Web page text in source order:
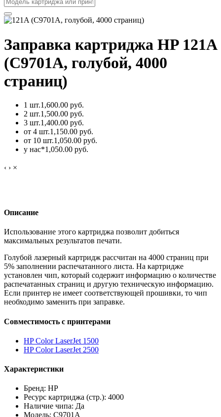
Заправка картриджа HP 121A
(C9701A, голубой, 4000
страниц)
1 шт.1,600.00 руб.
2 шт.1,500.00 руб.
3 шт.1,400.00 руб.
от 4 шт.1,150.00 руб.
от 10 шт.1,050.00 руб.
у нас*1,050.00 руб.
‹ › ×
Описание
Использование этого картриджа позволит добиться
максимальных результатов печати.
Голубой лазерный картридж рассчитан на 4000 страниц при
5% заполнении распечатанного листа. На картридже
установлен чип, который содержит информацию о количестве
распечатанных страниц и другую техническую информацию.
Если принтер не имеет соответствующей прошивки, то чип
необходимо заменить при заправке.
Совместимость с принтерами
HP Color LaserJet 1500
HP Color LaserJet 2500
Характеристики
Бренд: HP
Ресурс картриджа (стр.): 4000
Наличие чипа: Да
Модель: C9701A